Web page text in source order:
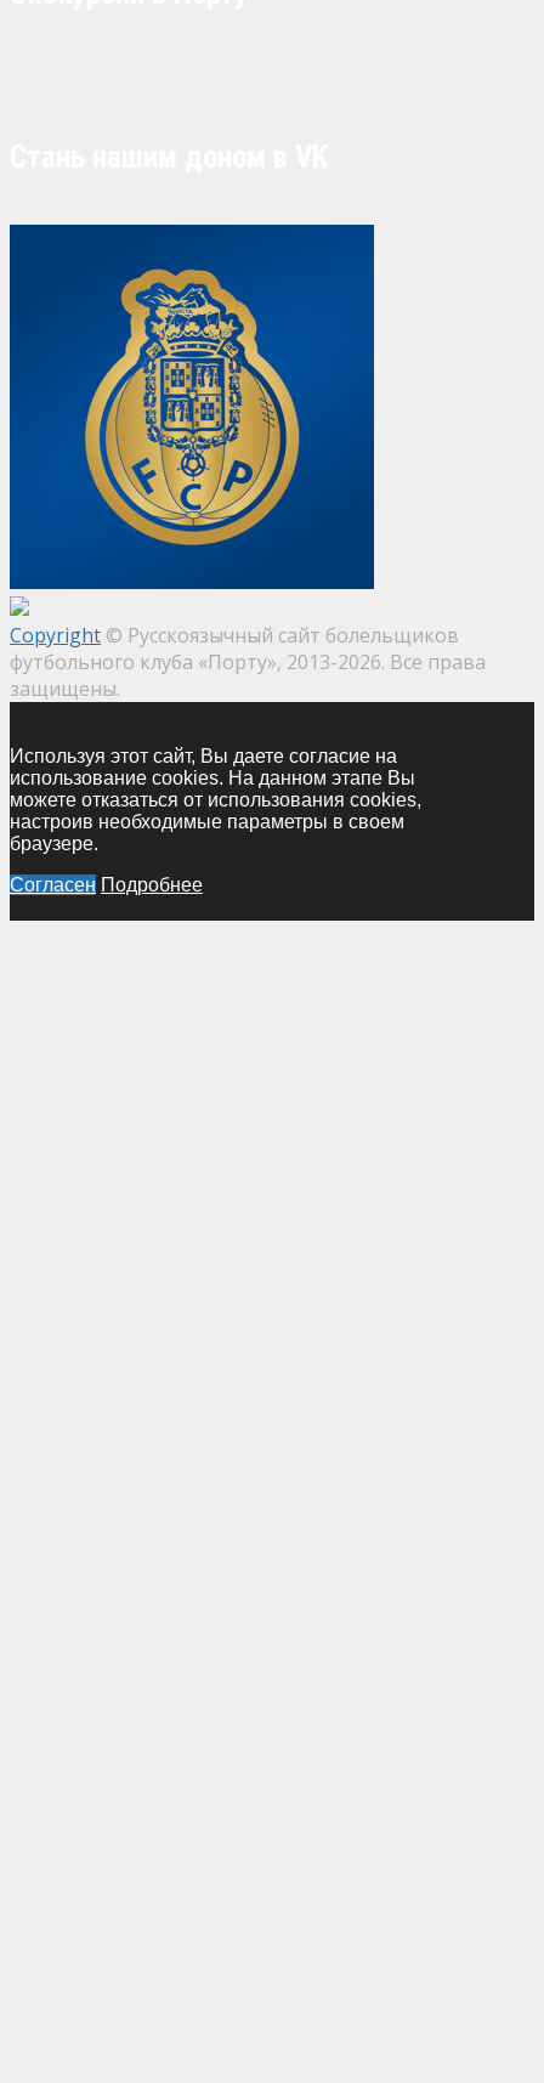
Copyright © Русскоязычный сайт болельщиков
футбольного клуба «Порту», 2013-2026. Все права
защищены.
Используя этот сайт, Вы даете согласие на
использование cookies. На данном этапе Вы
можете отказаться от использования cookies,
настроив необходимые параметры в своем
браузере.
Согласен Подробнее